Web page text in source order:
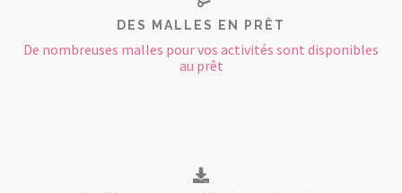
DES MALLES EN PRÊT
De nombreuses malles pour vos activités sont disponibles
au prêt